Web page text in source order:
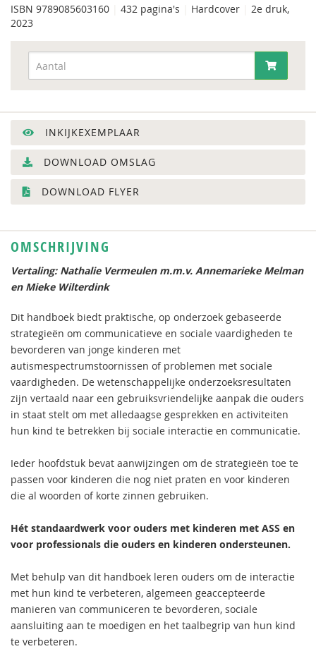
ISBN 9789085603160 432 pagina's Hardcover
2e druk,
2023
INKIJKEXEMPLAAR
DOWNLOAD OMSLAG
DOWNLOAD FLYER
OMSCHRIJVING
Vertaling: Nathalie Vermeulen m.m.v. Annemarieke Melman
en Mieke Wilterdink
Dit handboek biedt praktische, op onderzoek gebaseerde
strategieën om communicatieve en sociale vaardigheden te
bevorderen van jonge kinderen met
autismespectrumstoornissen of problemen met sociale
vaardigheden. De wetenschappelijke onderzoeksresultaten
zijn vertaald naar een gebruiksvriendelijke aanpak die ouders
in staat stelt om met alledaagse gesprekken en activiteiten
hun kind te betrekken bij sociale interactie en communicatie.
Ieder hoofdstuk bevat aanwijzingen om de strategieën toe te
passen voor kinderen die nog niet praten en voor kinderen
die al woorden of korte zinnen gebruiken.
Hét standaardwerk voor ouders met kinderen met ASS en
voor professionals die ouders en kinderen ondersteunen.
Met behulp van dit handboek leren ouders om de interactie
met hun kind te verbeteren, algemeen geaccepteerde
manieren van communiceren te bevorderen, sociale
aansluiting aan te moedigen en het taalbegrip van hun kind
te verbeteren.